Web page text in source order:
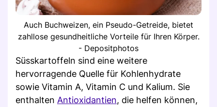
Auch Buchweizen, ein Pseudo-Getreide, bietet
zahllose gesundheitliche Vorteile für Ihren Körper.
- Depositphotos
Süsskartoffeln sind eine weitere
hervorragende Quelle für Kohlenhydrate
sowie Vitamin A, Vitamin C und Kalium. Sie
enthalten Antioxidantien, die helfen können,